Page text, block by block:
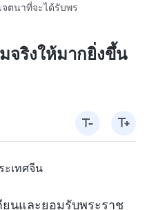
จตนาที่จะได้รับพร
จริงให้มากยิ่งขึ้น
ะเทศจีน
นและยอมรับพระราช